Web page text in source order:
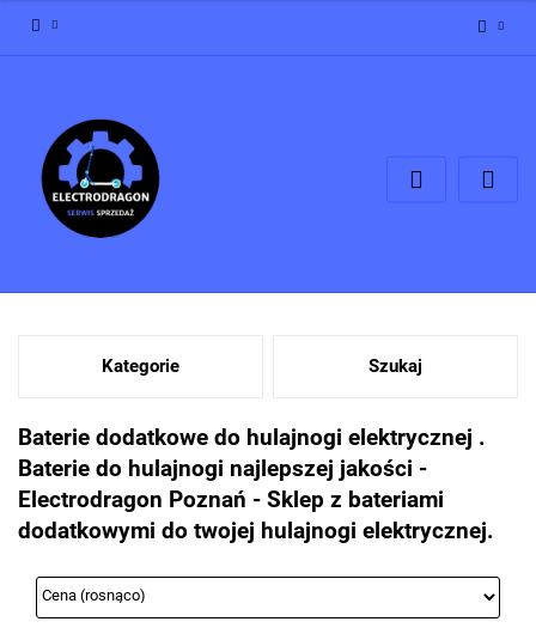
Zgody cookies
Kategorie Szukaj
Baterie dodatkowe do hulajnogi elektrycznej .
Baterie do hulajnogi najlepszej jakości -
Electrodragon Poznań - Sklep z bateriami
dodatkowymi do twojej hulajnogi elektrycznej.